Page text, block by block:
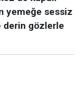
yemeğe sessiz
derin gözlerle